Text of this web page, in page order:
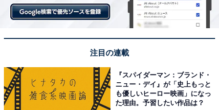
注目の連載
『スパイダーマン：ブランド・
ニュー・デイ』が「史上もっと
も優しいヒーロー映画」になっ
た理由。予習したい作品は？